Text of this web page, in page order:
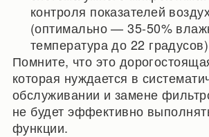
контроля показателей
(оптимально — 35-50%
температура до 22
Помните, что это
которая нуждается в
обслуживании и замене
не будет эффективно
функции.